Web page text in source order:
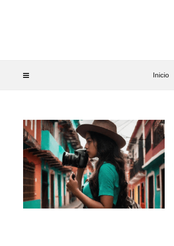
Inicio